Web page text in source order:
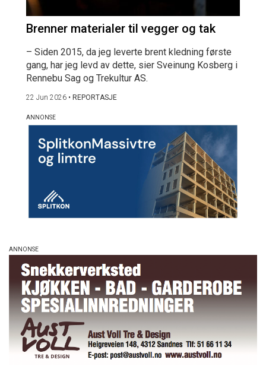
Brenner materialer til vegger og tak
– Siden 2015, da jeg leverte brent kledning første
gang, har jeg levd av dette, sier Sveinung Kosberg i
Rennebu Sag og Trekultur AS.
22 Jun 2026 • REPORTASJE